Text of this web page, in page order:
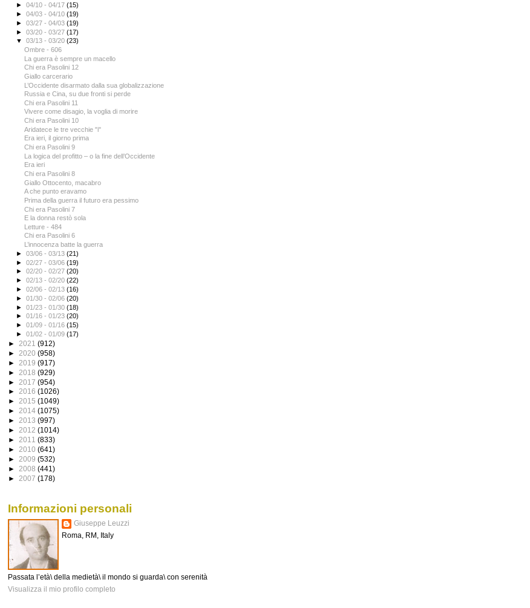
►04/10 - 04/17(15)
►04/03 - 04/10(19)
►03/27 - 04/03(19)
►03/20 - 03/27(17)
▼03/13 - 03/20(23)
Ombre - 606
La guerra è sempre un macello
Chi era Pasolini 12
Giallo carcerario
L’Occidente disarmato dalla sua globalizzazione
Russia e Cina, su due fronti si perde
Chi era Pasolini 11
Vivere come disagio, la voglia di morire
Chi era Pasolini 10
Aridatece le tre vecchie "i"
Era ieri, il giorno prima
Chi era Pasolini 9
La logica del profitto – o la fine dell’Occidente
Era ieri
Chi era Pasolini 8
Giallo Ottocento, macabro
A che punto eravamo
Prima della guerra il futuro era pessimo
Chi era Pasolini 7
E la donna restò sola
Letture - 484
Chi era Pasolini 6
L’innocenza batte la guerra
►03/06 - 03/13(21)
►02/27 - 03/06(19)
►02/20 - 02/27(20)
►02/13 - 02/20(22)
►02/06 - 02/13(16)
►01/30 - 02/06(20)
►01/23 - 01/30(18)
►01/16 - 01/23(20)
►01/09 - 01/16(15)
►01/02 - 01/09(17)
► 2021 (912)
► 2020 (958)
► 2019 (917)
► 2018 (929)
► 2017 (954)
► 2016 (1026)
► 2015 (1049)
► 2014 (1075)
► 2013 (997)
► 2012 (1014)
► 2011 (833)
► 2010 (641)
► 2009 (532)
► 2008 (441)
► 2007 (178)
Informazioni personali
Giuseppe Leuzzi
Roma, RM, Italy
Passata l’età\ della medietà\ il mondo si guarda\ con serenità
Visualizza il mio profilo completo